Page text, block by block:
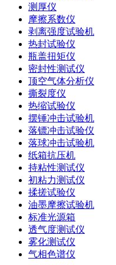
测厚仪
摩擦系数仪
剥离强度试验机
热封试验仪
瓶盖扭矩仪
密封性测试仪
顶空气体分析仪
撕裂度仪
热缩试验仪
摆锤冲击试验机
落镖冲击试验仪
落球冲击试验机
纸箱抗压机
持粘性测试仪
初粘力测试仪
揉搓试验仪
油墨摩擦试验机
标准光源箱
透气度测试仪
雾化测试仪
气相色谱仪